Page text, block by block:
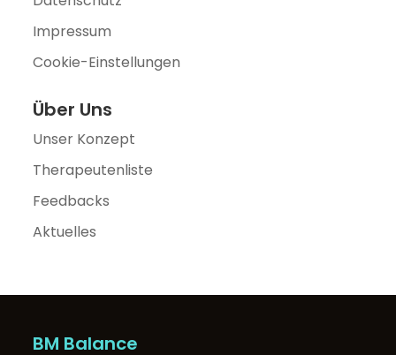
Impressum
Cookie-Einstellungen
Über Uns
Unser Konzept
Therapeutenliste
Feedbacks
Aktuelles
BM Balance